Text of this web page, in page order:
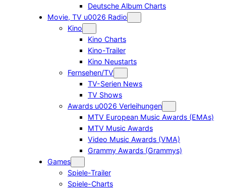
Deutsche Album Charts
Movie, TV u0026 Radio
Kino
Kino Charts
Kino-Trailer
Kino Neustarts
Fernsehen/TV
TV-Serien News
TV Shows
Awards u0026 Verleihungen
MTV European Music Awards (EMAs)
MTV Music Awards
Video Music Awards (VMA)
Grammy Awards (Grammys)
Games
Spiele-Trailer
Spiele-Charts